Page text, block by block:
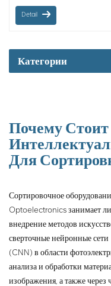
используемая в
горнодобывающей
примесей. Он
идентифицирует и
машина использует ПЗС-
датчики, камеры и
автоматической
Оптимизация извлечения
минерального камня
улучшить
производительность
переработки, снизить
на химикаты для
и флотации и избежать
увеличения загрязнения
Detail
Категории
Почему
Для
Сортировочное
Optoelectronics занимает
внедрение методов
сверточные нейронные сети
(CNN) в области
анализа и обработки
изображения, а также через